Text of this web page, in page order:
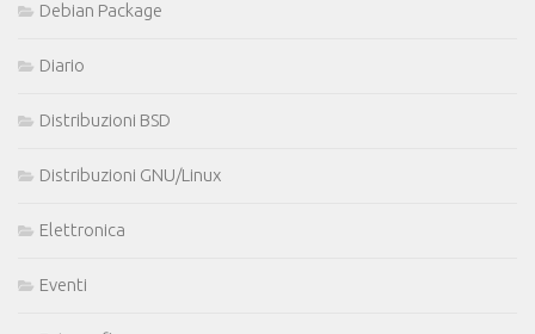
Debian Package
Diario
Distribuzioni BSD
Distribuzioni GNU/Linux
Elettronica
Eventi